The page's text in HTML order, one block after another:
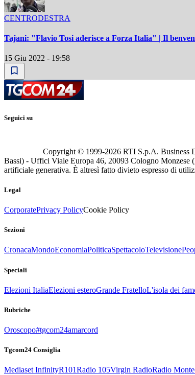
CENTRODESTRA
Tajani: "Flavio Tosi aderisce a Forza Italia" | Il
15 Giu 2022 - 19:58
Seguici su
Copyright © 1999-2026 RTI S.p.A. Business
Bassi) - Uffici Viale Europa 46, 20093 Cologno Monzese
artificiale generativa. È altresì fatto divieto espresso di
Legal
CorporatePrivacy PolicyCookie Policy
Sezioni
CronacaMondoEconomiaPoliticaSpettacoloTelevisione
Speciali
Elezioni ItaliaElezioni esteroGrande FratelloL'isola dei
Rubriche
Oroscopo#tgcom24amarcord
Tgcom24 Consiglia
Mediaset InfinityR101Radio 105Virgin RadioRadio